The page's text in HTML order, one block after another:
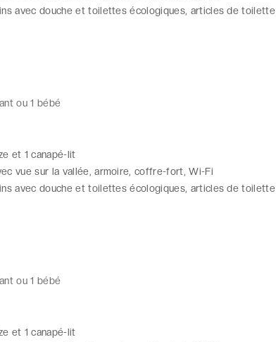
avec douche et toilettes écologiques, articles de toilette
ou 1 bébé
et 1 canapé-lit
vue sur la vallée, armoire, coffre-fort, Wi-Fi
avec douche et toilettes écologiques, articles de toilette
ou 1 bébé
et 1 canapé-lit